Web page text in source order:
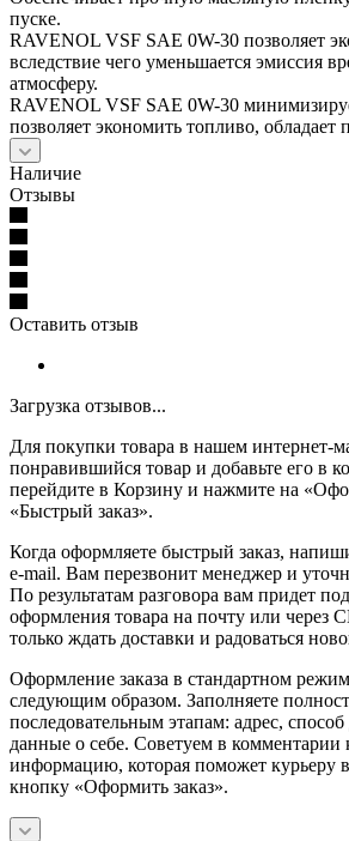
пуске.
RAVENOL VSF SAE 0W-30 позволяет
вследствие чего уменьшается эмиссия
атмосферу.
RAVENOL VSF SAE 0W-30
позволяет экономить топливо, обладает
Наличие
Отзывы
Оставить отзыв
Загрузка отзывов...
Для покупки товара в нашем интернет-
понравившийся товар и добавьте его в
перейдите в Корзину и нажмите на
«Быстрый заказ».
Когда оформляете быстрый заказ,
e-mail. Вам перезвонит менеджер и
По результатам разговора вам придет
оформления товара на почту или через
только ждать доставки и радоваться
Оформление заказа в стандартном
следующим образом. Заполняете
последовательным этапам: адрес,
данные о себе. Советуем в комментарии
информацию, которая поможет курьеру
кнопку «Оформить заказ».